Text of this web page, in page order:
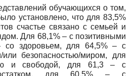
обучающихся о том,
установлено, что для 83,5%
счастье связано с семьей и
Для 68,1% – с позитивными
со здоровьем, для 64,5% – с
безопасностью/миром, для
и свободой, для 61,3 – с
для 60,5% – с